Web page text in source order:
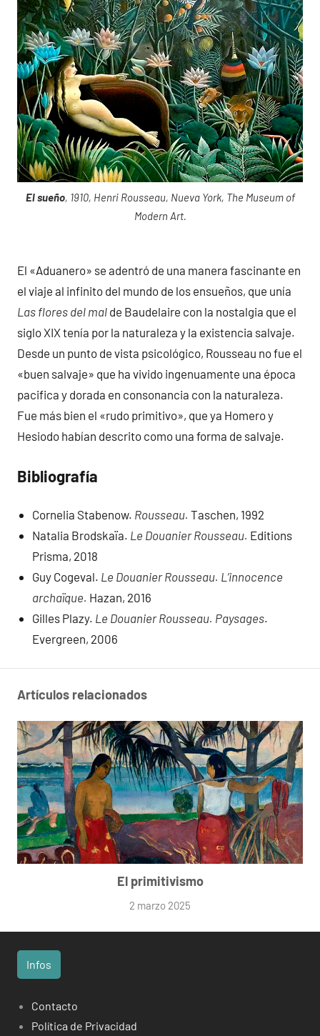
El sueño, 1910, Henri Rousseau, Nueva York, The Museum of
Modern Art.
El «Aduanero» se adentró de una manera fascinante en
el viaje al infinito del mundo de los ensueños, que unía
Las flores del mal de Baudelaire con la nostalgia que el
siglo XIX tenía por la naturaleza y la existencia salvaje.
Desde un punto de vista psicológico, Rousseau no fue el
«buen salvaje» que ha vivido ingenuamente una época
pacifica y dorada en consonancia con la naturaleza.
Fue más bien el «rudo primitivo», que ya Homero y
Hesiodo habían descrito como una forma de salvaje.
Bibliografía
Cornelia Stabenow. Rousseau. Taschen, 1992
Natalia Brodskaïa. Le Douanier Rousseau. Editions
Prisma, 2018
Guy Cogeval. Le Douanier Rousseau. L’innocence
archaïque. Hazan, 2016
Gilles Plazy. Le Douanier Rousseau. Paysages.
Evergreen, 2006
Artículos relacionados
El primitivismo
2 marzo 2025
Infos
Contacto
Política de Privacidad